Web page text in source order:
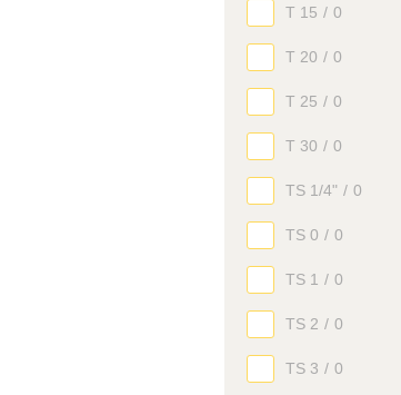
T 15 / 0
T 20 / 0
T 25 / 0
T 30 / 0
TS 1/4" / 0
TS 0 / 0
TS 1 / 0
TS 2 / 0
TS 3 / 0